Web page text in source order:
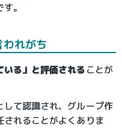
。
れがち
いる」と評価されることが
て認識され、グループ作
れることがよくありま